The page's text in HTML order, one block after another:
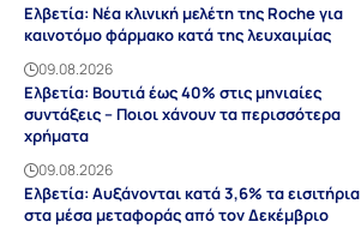
Ελβετία: Νέα κλινική μελέτη της Roche για
καινοτόμο φάρμακο κατά της λευχαιμίας
09.08.2026
Ελβετία: Βουτιά έως 40% στις μηνιαίες
συντάξεις – Ποιοι χάνουν τα περισσότερα
χρήματα
09.08.2026
Ελβετία: Αυξάνονται κατά 3,6% τα εισιτήρια
στα μέσα μεταφοράς από τον Δεκέμβριο